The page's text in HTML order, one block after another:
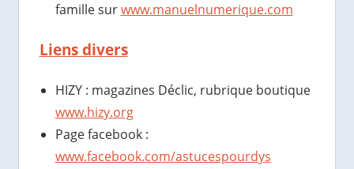
famille surwww.manuelnumerique.com
Liens divers
HIZY : magazines Déclic, rubrique boutique
www.hizy.org
Page facebook :
www.facebook.com/astucespourdys